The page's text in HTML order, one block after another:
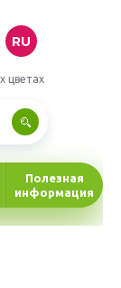
RU
цветах
Полезная
информация